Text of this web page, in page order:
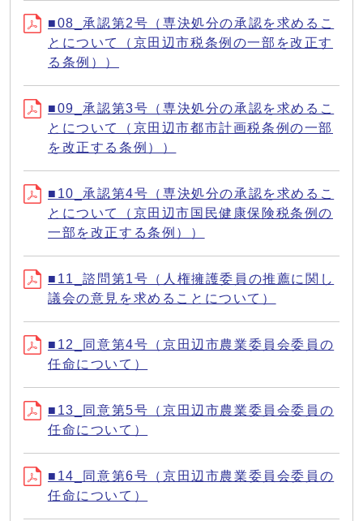
■08_承認第2号（専決処分の承認を求めるこ
とについて（京田辺市税条例の一部を改正す
る条例））
■09_承認第3号（専決処分の承認を求めるこ
とについて（京田辺市都市計画税条例の一部
を改正する条例））
■10_承認第4号（専決処分の承認を求めるこ
とについて（京田辺市国民健康保険税条例の
一部を改正する条例））
■11_諮問第1号（人権擁護委員の推薦に関し
議会の意見を求めることについて）
■12_同意第4号（京田辺市農業委員会委員の
任命について）
■13_同意第5号（京田辺市農業委員会委員の
任命について）
■14_同意第6号（京田辺市農業委員会委員の
任命について）